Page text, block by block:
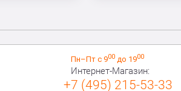
Пн–Пт с 900до 1900
Интернет-Магазин:
+7 (495) 215-53-33